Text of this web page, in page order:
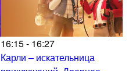
16:15 - 16:27
Карли – искательница